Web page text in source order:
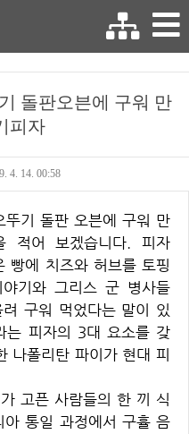
돌판오븐에 구워 만
피자
4. 14. 00:58
적어 보겠습니다. 피자
빵에 치즈와 허브를 토핑
기와 그리스 군 병사들
구워 먹었다는 말이 있
는 피자의 3대 요소를 갖
나폴리탄 파이가 현대 피
통일 과정에서 구휼 음